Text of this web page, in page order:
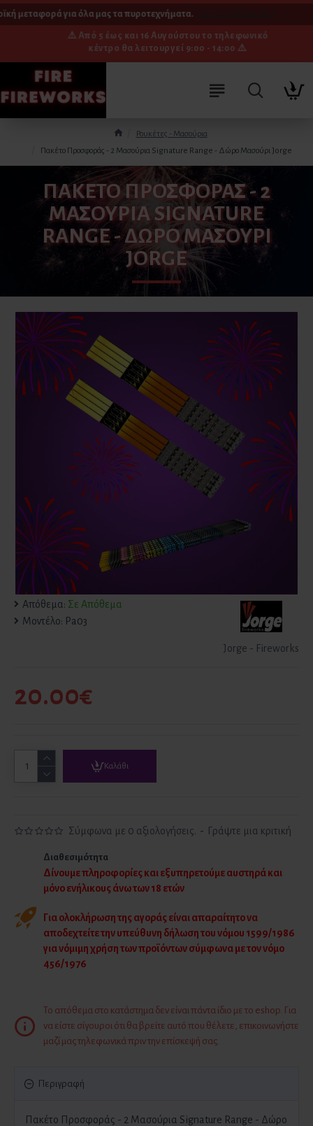
για όλα μας τα πυροτεχνήματα.[ Δείτε τη διαδικασία ]
⚠️ Από 5 έως και 16 Αυγούστου το τηλεφωνικό
κέντρο θα λειτουργεί 9:00 - 14:00 ⚠️
Ρουκέτες - Μασούρια
Πακέτο Προσφοράς - 2 Μασούρια Signature Range - Δώρο Μασούρι Jorge
ΠΑΚΈΤΟ ΠΡΟΣΦΟΡΆΣ - 2
ΜΑΣΟΎΡΙΑ SIGNATURE
RANGE - ΔΏΡΟ ΜΑΣΟΎΡΙ
JORGE
Απόθεμα: Σε Απόθεμα
Μοντέλο: Pa03
Jorge - Fireworks
Σύμφωνα με 0 αξιολογήσεις. - Γράψτε μια κριτική
20.00€
Καλάθι
Διαθεσιμότητα
Δίνουμε πληροφορίες και εξυπηρετούμε αυστηρά και
μόνο ενήλικους άνω των 18 ετών
Για ολοκλήρωση της αγοράς είναι απαραίτητο να
αποδεχτείτε την υπεύθυνη δήλωση του νόμου 1599/1986
για νόμιμη χρήση των προϊόντων σύμφωνα με τον νόμο
456/1976
Το απόθεμα στο κατάστημα δεν είναι πάντα ίδιο με το eshop. Για
να είστε σίγουροι ότι θα βρείτε αυτό που θέλετε, επικοινωνήστε
μαζί μας τηλεφωνικά πριν την επίσκεψή σας.
Περιγραφή
Πακέτο Προσφοράς - 2 Μασούρια Signature Range - Δώρο